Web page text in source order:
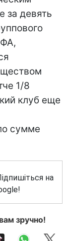
за девять
1/8
клуб еще
сумме
на
зручно!